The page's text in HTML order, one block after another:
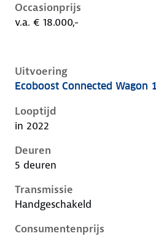
Occasionprijs
v.a. € 18.000,-
Uitvoering
Ford Focus iv-1e-facelift,
Ecoboost Connected Wagon
Looptijd
in 2022
Deuren
5 deuren
Transmissie
Handgeschakeld
Consumentenprijs